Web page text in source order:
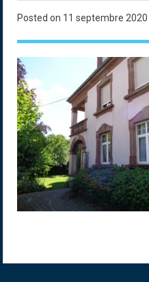
Posted on 11 septembre 2020